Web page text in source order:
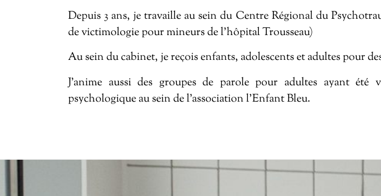
Depuis 3 ans, je travaille au sein du Centre Régional du
de victimologie pour mineurs de l’hôpital Trousseau)
Au sein du cabinet, je reçois enfants, adolescents et adultes pour
J’anime aussi des groupes de parole pour adultes ayant été
psychologique au sein de l’association l’Enfant Bleu.